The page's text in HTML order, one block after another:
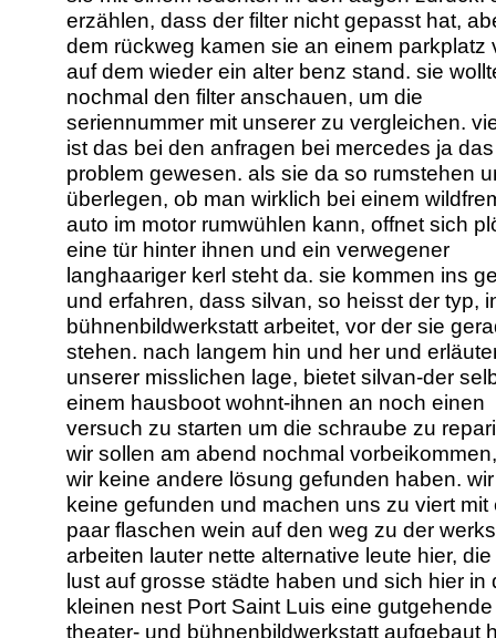
erzählen, dass der filter nicht gepasst hat,
dem rückweg kamen sie an einem parkplatz
auf dem wieder ein alter benz stand. sie
nochmal den filter anschauen, um die
seriennummer mit unserer zu vergleichen.
ist das bei den anfragen bei mercedes ja das
problem gewesen. als sie da so rumstehen
überlegen, ob man wirklich bei einem
auto im motor rumwühlen kann, offnet sich
eine tür hinter ihnen und ein verwegener
langhaariger kerl steht da. sie kommen ins
und erfahren, dass silvan, so heisst der typ,
bühnenbildwerkstatt arbeitet, vor der sie
stehen. nach langem hin und her und
unserer misslichen lage, bietet silvan-der
einem hausboot wohnt-ihnen an noch einen
versuch zu starten um die schraube zu
wir sollen am abend nochmal
wir keine andere lösung gefunden haben.
keine gefunden und machen uns zu viert mit
paar flaschen wein auf den weg zu der
arbeiten lauter nette alternative leute hier,
lust auf grosse städte haben und sich hier in
kleinen nest Port Saint Luis eine gutgehende
theater- und bühnenbildwerkstatt aufgebaut